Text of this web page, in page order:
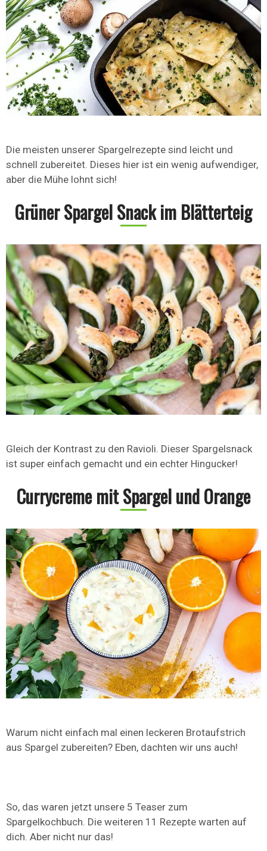
Die meisten unserer Spargelrezepte sind leicht und
schnell zubereitet. Dieses hier ist ein wenig aufwendiger,
aber die Mühe lohnt sich!
Grüner Spargel Snack im Blätterteig
Gleich der Kontrast zu den Ravioli. Dieser Spargelsnack
ist super einfach gemacht und ein echter Hingucker!
Currycreme mit Spargel und Orange
Warum nicht einfach mal einen leckeren Brotaufstrich
aus Spargel zubereiten? Eben, dachten wir uns auch!
So, das waren jetzt unsere 5 Teaser zum
Spargelkochbuch. Die weiteren 11 Rezepte warten auf
dich. Aber nicht nur das!